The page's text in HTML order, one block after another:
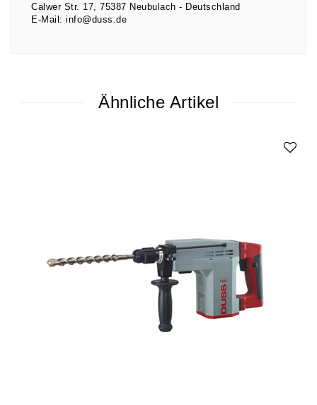
Calwer Str. 17 75387 Neubulach
Deutschland
E-Mail: info@duss.de
Ähnliche Artikel